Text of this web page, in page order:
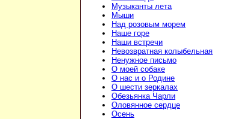
Музыканты лета
Мыши
Над розовым морем
Наше горе
Наши встречи
Невозвратная колыбельная
Ненужное письмо
О моей собаке
О нас и о Родине
О шести зеркалах
Обезьянка Чарли
Оловянное сердце
Осень